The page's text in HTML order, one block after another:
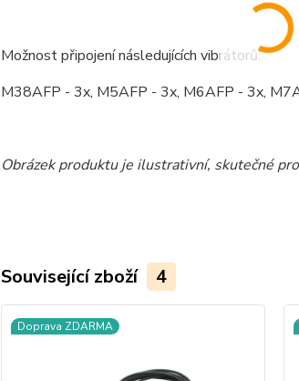
Možnost připojení následujících vibrátorů:
M38AFP - 3x, M5AFP - 3x, M6AFP - 3x,
Obrázek produktu je ilustrativní, skutečné
Související zboží 4
Doprava ZDARMA